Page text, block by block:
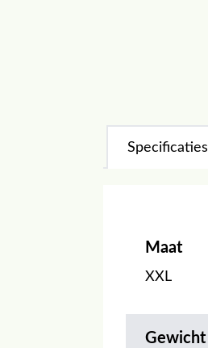
Specificaties
Maat
XXL
Gewicht